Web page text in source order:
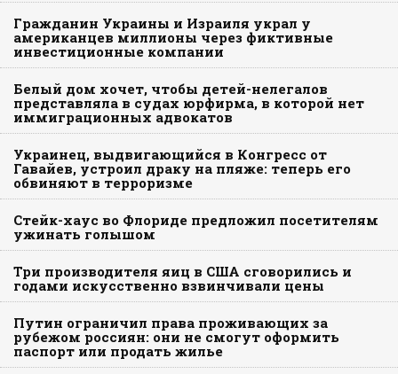
Гражданин Украины и Израиля украл у
американцев миллионы через фиктивные
инвестиционные компании
Белый дом хочет, чтобы детей-нелегалов
представляла в судах юрфирма, в которой нет
иммиграционных адвокатов
Украинец, выдвигающийся в Конгресс от
Гавайев, устроил драку на пляже: теперь его
обвиняют в терроризме
Стейк-хаус во Флориде предложил посетителям
ужинать голышом
Три производителя яиц в США сговорились и
годами искусственно взвинчивали цены
Путин ограничил права проживающих за
рубежом россиян: они не смогут оформить
паспорт или продать жилье